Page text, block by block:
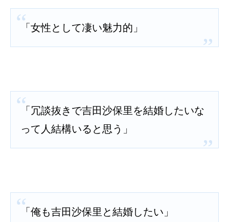
「女性として凄い魅力的」
「冗談抜きで吉田沙保里を結婚したいな
って人結構いると思う」
「俺も吉田沙保里と結婚したい」